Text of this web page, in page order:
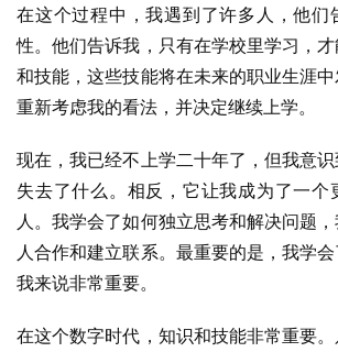
在这个过程中，我遇到了许多人，他们
性。他们告诉我，只有在学校里学习，
和技能，这些技能将在未来的职业生涯
重新考虑我的看法，并决定继续上学。
现在，我已经不上学二十年了，但我意
失去了什么。相反，它让我成为了一个
人。我学会了如何独立思考和解决问题
人合作和建立联系。最重要的是，我学
我来说非常重要。
在这个数字时代，知识和技能非常重要